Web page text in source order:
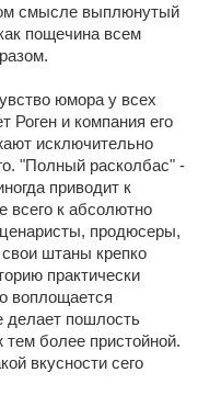
смысле выплюнутый
пощечина всем
юмора у всех
Роген и компания его
исключительно
"Полный расколбас" -
приводит к
всего к абсолютно
продюсеры,
штаны крепко
практически
воплощается
делает пошлость
более пристойной.
вкусности сего